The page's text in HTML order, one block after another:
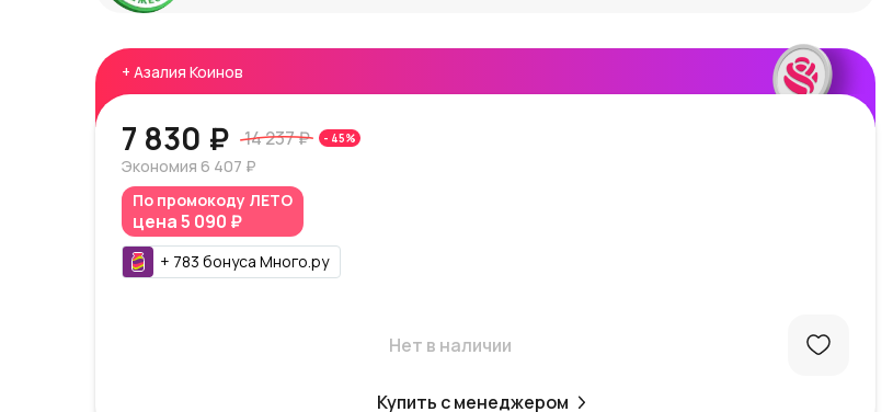
+ Азалия Коинов
7 830 ₽ 14 237 ₽ - 45%
Экономия 6 407 ₽
По промокоду ЛЕТО
цена5 090 ₽
+ 783 бонуса Много.ру
Нет в наличии
Купить с менеджером